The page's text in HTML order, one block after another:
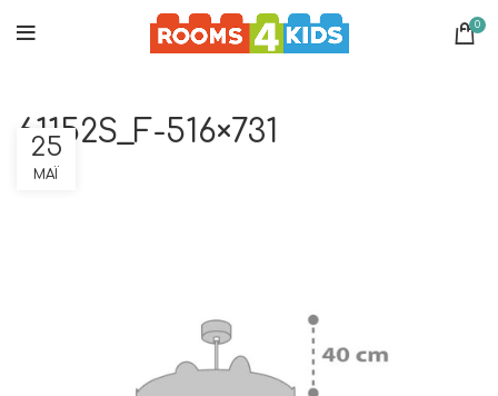
0
61152S_F-516×731
25
ΜΆΙ